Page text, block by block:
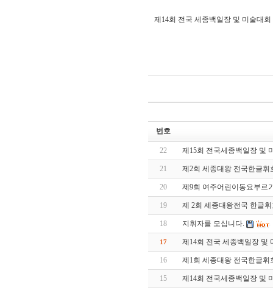
제14회 전국 세종백일장 및 미술대
번호
22 제15회 전국세종백일장 및
21 제2회 세종대왕 전국한글휘
20 제9회 여주어린이동요부르
19 제 2회 세종대왕전국 한글
18 지휘자를 모십니다.
17 제14회 전국 세종백일장 및
16 제1회 세종대왕 전국한글휘
15 제14회 전국세종백일장 및